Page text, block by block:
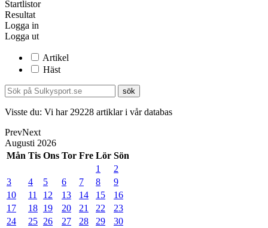
Startlistor
Resultat
Logga in
Logga ut
Artikel
Häst
Visste du: Vi har 29228 artiklar i vår databas
PrevNext
Augusti 2026
Mån Tis Ons Tor Fre Lör Sön
1
2
3
4 5 6 7 8
9
10
11 12 13 14 15
16
17
18 19 20 21 22
23
24
25 26 27 28 29
30